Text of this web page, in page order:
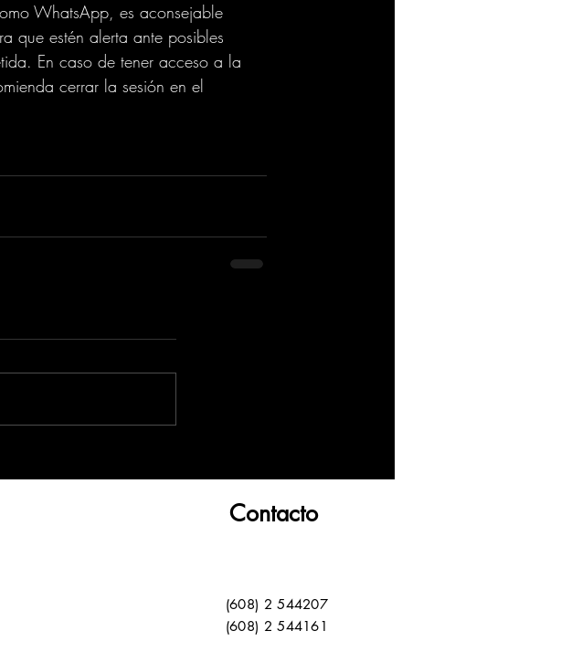
WhatsApp, es aconsejable
que estén alerta ante posibles
En caso de tener acceso a la
cerrar la sesión en el
Contacto
(608) 2 544207
(608) 2 544161